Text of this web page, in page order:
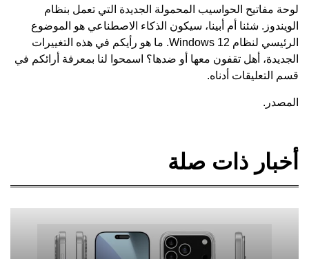
لوحة مفاتيح الحواسيب المحمولة الجديدة التي تعمل بنظام
الويندوز. شئنا أم أبينا، سيكون الذكاء الاصطناعي هو الموضوع
الرئيسي لنظام Windows 12. ما هو رأيكم في هذه التغييرات
الجديدة، أهل تقفون معها أو ضدها؟ اسمحوا لنا بمعرفة أرائكم في
قسم التعليقات أدناه.
المصدر.
أخبار ذات صلة